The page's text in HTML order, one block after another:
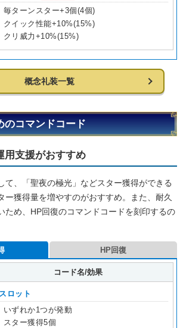
毎ターンスター+3個(4個)
クイック性能+10%(15%)
クリ威力+10%(15%)
概念礼装一覧
のコマンドコード
用支援がおすすめ
て、「聖夜の極光」などスター獲得ができる
ー獲得量を増やすのがおすすめ。また、耐久
ため、HP回復のコマンドコードを刻印するの
HP回復
コード名/効果
ロット
いずれか1つが発動
スター獲得5個